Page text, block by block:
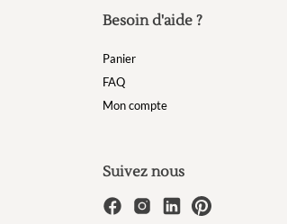
Besoin d'aide ?
Panier
FAQ
Mon compte
Suivez nous